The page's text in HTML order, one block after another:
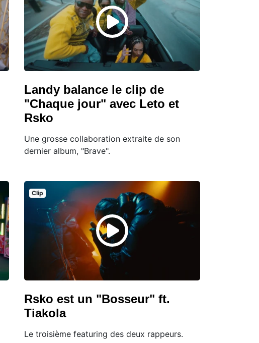
Landy balance le clip de
"Chaque jour" avec Leto et
Rsko
Une grosse collaboration extraite de son
dernier album, "Brave".
Clip
Rsko est un "Bosseur" ft.
Tiakola
Le troisième featuring des deux rappeurs.